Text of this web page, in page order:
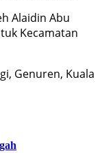
Alaidin Abu
Kecamatan
Genuren, Kuala